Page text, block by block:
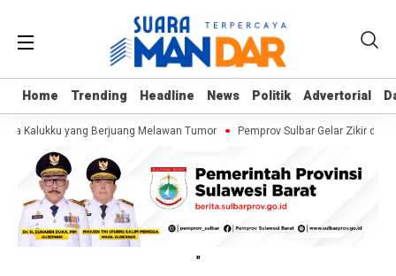
Home Trending Headline News Politik Advertorial
Home Trending Headline News Politik Advertorial
Kalukku yang Berjuang Melawan Tumor Pemprov Sulbar Gelar Zikir dan
"